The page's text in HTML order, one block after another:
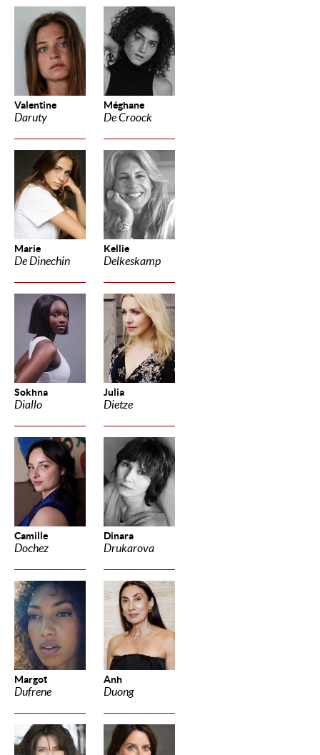
Valentine
Daruty
Méghane
De Croock
Marie
De Dinechin
Kellie
Delkeskamp
Sokhna
Diallo
Julia
Dietze
Camille
Dochez
Dinara
Drukarova
Margot
Dufrene
Anh
Duong